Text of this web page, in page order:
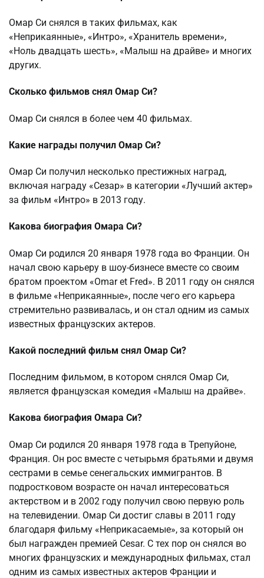
Омар Си снялся в таких фильмах, как
«Неприкаянные», «Интро», «Хранитель времени»,
«Ноль двадцать шесть», «Малыш на драйве» и многих
других.
Сколько фильмов снял Омар Си?
Омар Си снялся в более чем 40 фильмах.
Какие награды получил Омар Си?
Омар Си получил несколько престижных наград,
включая награду «Сезар» в категории «Лучший актер»
за фильм «Интро» в 2013 году.
Какова биография Омара Си?
Омар Си родился 20 января 1978 года во Франции. Он
начал свою карьеру в шоу-бизнесе вместе со своим
братом проектом «Omar et Fred». В 2011 году он снялся
в фильме «Неприкаянные», после чего его карьера
стремительно развивалась, и он стал одним из самых
известных французских актеров.
Какой последний фильм снял Омар Си?
Последним фильмом, в котором снялся Омар Си,
является французская комедия «Малыш на драйве».
Какова биография Омара Си?
Омар Си родился 20 января 1978 года в Трепуйоне,
Франция. Он рос вместе с четырьмя братьями и двумя
сестрами в семье сенегальских иммигрантов. В
подростковом возрасте он начал интересоваться
актерством и в 2002 году получил свою первую роль
на телевидении. Омар Си достиг славы в 2011 году
благодаря фильму «Неприкасаемые», за который он
был награжден премией Cesar. С тех пор он снялся во
многих французских и международных фильмах, стал
одним из самых известных актеров Франции и